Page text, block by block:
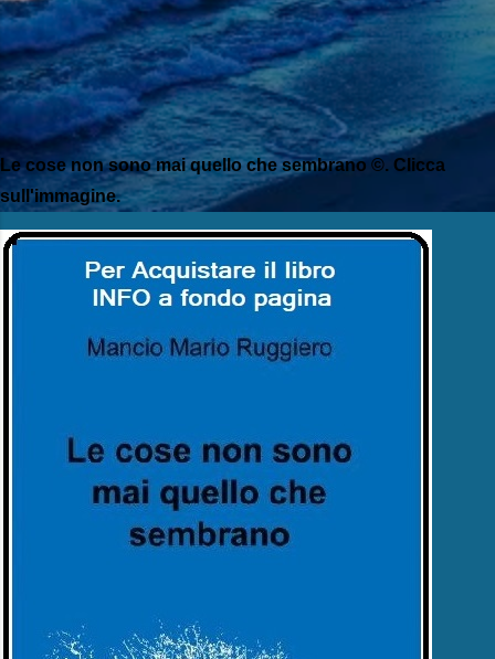
Le cose non sono mai quello che sembrano ©. Clicca
sull'immagine.